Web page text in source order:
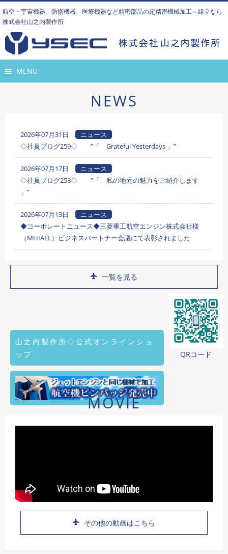
航空・宇宙機器、防衛機器、医療機器など精密部品の超精密機械加工～組立なら
株式会社山之内製作所
MENU
NEWS
2026年07月31日
ニュース
◇社員ブログ259◇ ”「 Grateful Yesterdays 」”
2026年07月17日
ニュース
◇社員ブログ258◇ ”「 私の地元の魅力をご紹介します
」”
2026年07月13日
ニュース
◆コーポレートニュース◆三菱重工航空エンジン株式会社様
（MHIAEL）ビジネスパートナー会議にて表彰されました
一覧を見る
山之内製作所◇公式オンラインショ
ップ
QRコード
MOVIE
その他の動画はこちら